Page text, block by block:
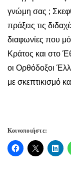
γνώμη σας ;
πράξεις τις
διαφωνίες που
Κράτος και στο
οι Ορθόδοξοι
με σκεπτικισμό
Κοινοποιήστε: